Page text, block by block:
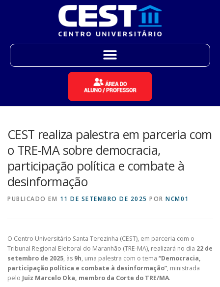
CEST realiza palestra em parceria com
o TRE-MA sobre democracia,
participação política e combate à
desinformação
PUBLICADO EM 11 DE SETEMBRO DE 2025 POR NCM01
O Centro Universitário Santa Terezinha (CEST), em parceria com o
Tribunal Regional Eleitoral do Maranhão (TRE-MA), realizará no dia 22 de
setembro de 2025, às 9h, uma palestra com o tema “Democracia,
participação política e combate à desinformação”, ministrada
pelo Juiz Marcelo Oka, membro da Corte do TRE/MA.